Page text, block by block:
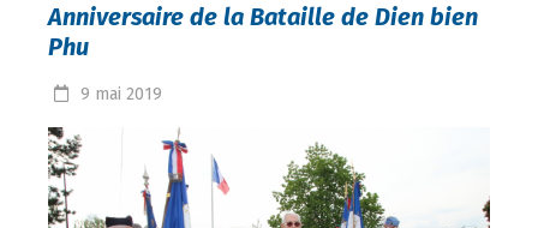
Anniversaire de la Bataille de Dien bien
Phu
9 mai 2019